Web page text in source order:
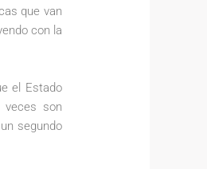
que van
con la
el Estado
son
segundo